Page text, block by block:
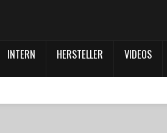
INTERN HERSTELLER VIDEOS